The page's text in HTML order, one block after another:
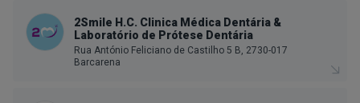
2Smile H.C. Clinica Médica Dentária &
Laboratório de Prótese Dentária
Rua António Feliciano de Castilho 5 B, 2730-017
Barcarena